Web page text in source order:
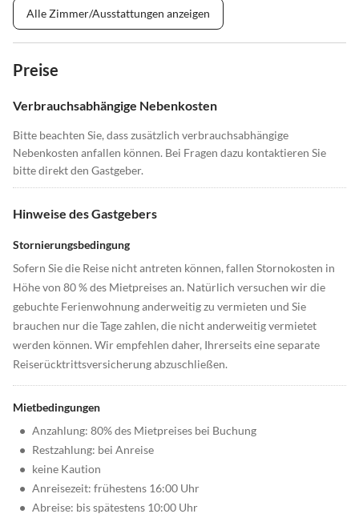
Alle Zimmer/Ausstattungen anzeigen
Preise
Verbrauchsabhängige Nebenkosten
Bitte beachten Sie, dass zusätzlich verbrauchsabhängige
Nebenkosten anfallen können. Bei Fragen dazu kontaktieren Sie
bitte direkt den Gastgeber.
Hinweise des Gastgebers
Stornierungsbedingung
Sofern Sie die Reise nicht antreten können, fallen Stornokosten in
Höhe von 80 % des Mietpreises an. Natürlich versuchen wir die
gebuchte Ferienwohnung anderweitig zu vermieten und Sie
brauchen nur die Tage zahlen, die nicht anderweitig vermietet
werden können. Wir empfehlen daher, Ihrerseits eine separate
Reiserücktrittsversicherung abzuschließen.
Mietbedingungen
• Anzahlung: 80% des Mietpreises bei Buchung
• Restzahlung: bei Anreise
• keine Kaution
• Anreisezeit: frühestens 16:00 Uhr
• Abreise: bis spätestens 10:00 Uhr